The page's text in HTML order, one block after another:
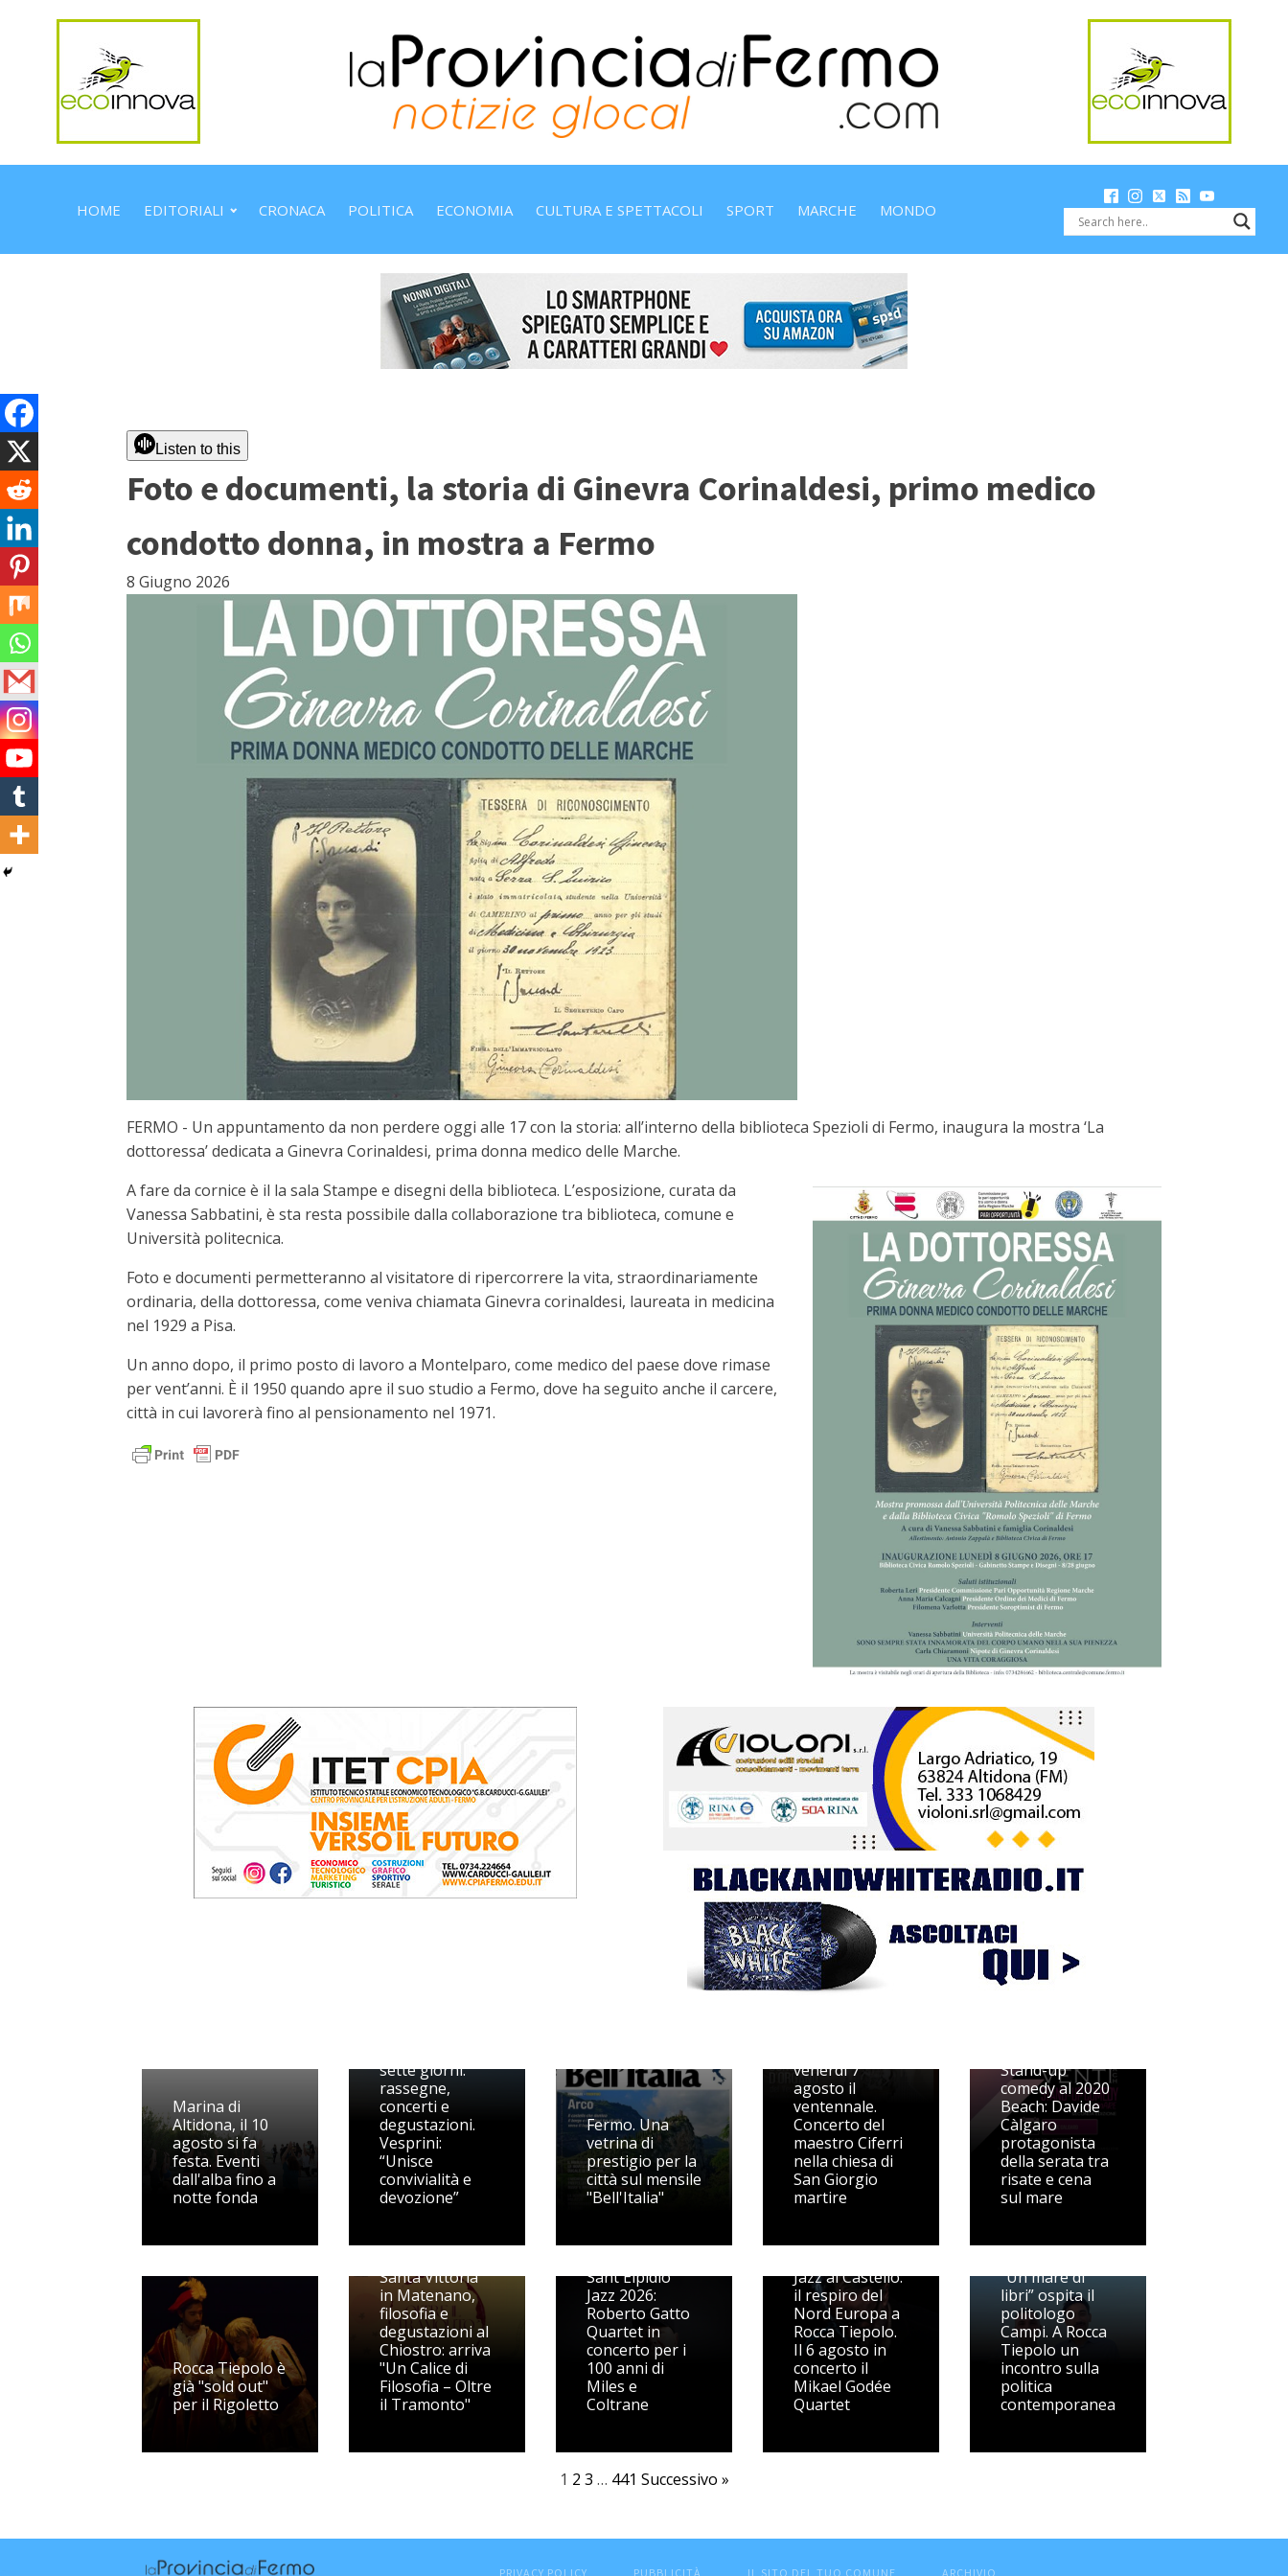
HOME EDITORIALI CRONACA POLITICA ECONOMIA CULTURA E SPETTACOLI SPORT MARCHE MONDO
Listen to this
Foto e documenti, la storia di Ginevra Corinaldesi, primo medico
condotto donna, in mostra a Fermo
8 Giugno 2026
FERMO - Un appuntamento da non perdere oggi alle 17 con la storia: all’interno della biblioteca Spezioli di Fermo, inaugura la mostra ‘La
dottoressa’ dedicata a Ginevra Corinaldesi, prima donna medico delle Marche.
A fare da cornice è il la sala Stampe e disegni della biblioteca. L’esposizione, curata da
Vanessa Sabbatini, è sta resta possibile dalla collaborazione tra biblioteca, comune e
Università politecnica.
Foto e documenti permetteranno al visitatore di ripercorrere la vita, straordinariamente
ordinaria, della dottoressa, come veniva chiamata Ginevra corinaldesi, laureata in medicina
nel 1929 a Pisa.
Un anno dopo, il primo posto di lavoro a Montelparo, come medico del paese dove rimase
per vent’anni. È il 1950 quando apre il suo studio a Fermo, dove ha seguito anche il carcere,
città in cui lavorerà fino al pensionamento nel 1971.
Marina di
Altidona, il 10
agosto si fa
festa. Eventi
dall'alba fino a
notte fonda
sette giorni:
rassegne,
concerti e
degustazioni.
Vesprini:
“Unisce
convivialità e
devozione”
Fermo. Una
vetrina di
prestigio per la
città sul mensile
"Bell'Italia"
venerdì 7
agosto il
ventennale.
Concerto del
maestro Ciferri
nella chiesa di
San Giorgio
martire
Stand-up
comedy al 2020
Beach: Davide
Càlgaro
protagonista
della serata tra
risate e cena
sul mare
Rocca Tiepolo è
già "sold out"
per il Rigoletto
Santa Vittoria
in Matenano,
filosofia e
degustazioni al
Chiostro: arriva
"Un Calice di
Filosofia – Oltre
il Tramonto"
Sant'Elpidio
Jazz 2026:
Roberto Gatto
Quartet in
concerto per i
100 anni di
Miles e
Coltrane
Jazz al Castello:
il respiro del
Nord Europa a
Rocca Tiepolo.
Il 6 agosto in
concerto il
Mikael Godée
Quartet
“Un mare di
libri” ospita il
politologo
Campi. A Rocca
Tiepolo un
incontro sulla
politica
contemporanea
1 2 3 … 441 Successivo »
PRIVACY POLICY PUBBLICITÀ IL SITO DEL TUO COMUNE ARCHIVIO